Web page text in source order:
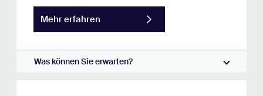
Was können Sie erwarten?
Mehr erfahren